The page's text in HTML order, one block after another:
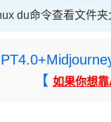
du命令查看文件
【 如果你想靠